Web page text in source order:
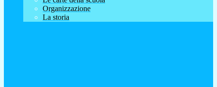
Organizzazione
La storia